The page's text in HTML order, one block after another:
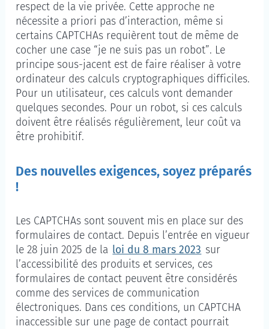
respect de la vie privée. Cette approche ne
nécessite a priori pas d’interaction, même si
certains CAPTCHAs requièrent tout de même de
cocher une case “je ne suis pas un robot”. Le
principe sous-jacent est de faire réaliser à votre
ordinateur des calculs cryptographiques difficiles.
Pour un utilisateur, ces calculs vont demander
quelques secondes. Pour un robot, si ces calculs
doivent être réalisés régulièrement, leur coût va
être prohibitif.
Des nouvelles exigences, soyez préparés
!
Les CAPTCHAs sont souvent mis en place sur des
formulaires de contact. Depuis l’entrée en vigueur
le 28 juin 2025 de la loi du 8 mars 2023 sur
l’accessibilité des produits et services, ces
formulaires de contact peuvent être considérés
comme des services de communication
électroniques. Dans ces conditions, un CAPTCHA
inaccessible sur une page de contact pourrait